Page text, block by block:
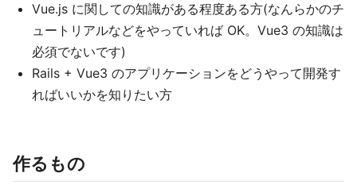
Vue.js に関しての知識がある程度ある方(なんらかのチ
ュートリアルなどをやっていれば OK。Vue3 の知識は
必須でないです)
Rails + Vue3 のアプリケーションをどうやって開発す
ればいいかを知りたい方
作るもの